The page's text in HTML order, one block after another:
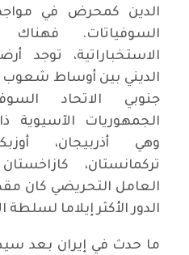
الدين كمحرض في
السوفياتات.
الاستخباراتية، توجد
الديني بين أوساط شعوب
جنوبي الاتحاد
الجمهوريات الآسيوية
وهي أذربيجان،
تركمانستان،
العامل التحريضي كان
الدور الأكثر إيلاما لسلطة
ما حدث في إيران بعد